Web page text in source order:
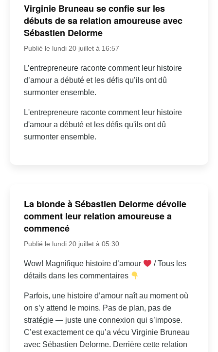
Virginie Bruneau se confie sur les
débuts de sa relation amoureuse avec
Sébastien Delorme
Publié le lundi 20 juillet à 16:57
L’entrepreneure raconte comment leur histoire
d’amour a débuté et les défis qu’ils ont dû
surmonter ensemble.
L'entrepreneure raconte comment leur histoire
d'amour a débuté et les défis qu'ils ont dû
surmonter ensemble.
La blonde à Sébastien Delorme dévoile
comment leur relation amoureuse a
commencé
Publié le lundi 20 juillet à 05:30
Wow! Magnifique histoire d’amour
/ Tous les
détails dans les commentaires
Parfois, une histoire d’amour naît au moment où
on s’y attend le moins. Pas de plan, pas de
stratégie — juste une connexion qui s’impose.
C’est exactement ce qu’a vécu Virginie Bruneau
avec Sébastien Delorme. Derrière cette relation